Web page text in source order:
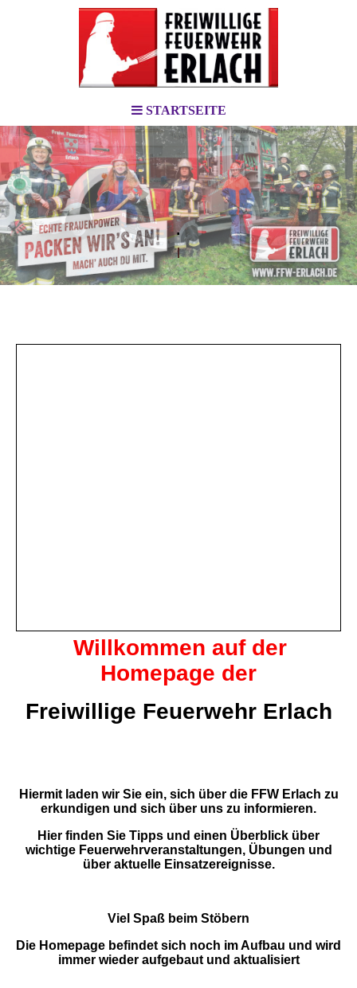
STARTSEITE
.
l
Willkommen auf der
Homepage der
Freiwillige Feuerwehr Erlach
Hiermit laden wir Sie ein, sich über die FFW Erlach zu
erkundigen und sich über uns zu informieren.
Hier finden Sie Tipps und einen Überblick über
wichtige Feuerwehrveranstaltungen, Übungen und
über aktuelle Einsatzereignisse.
Viel Spaß beim Stöbern
Die Homepage befindet sich noch im Aufbau und wird
immer wieder aufgebaut und aktualisiert